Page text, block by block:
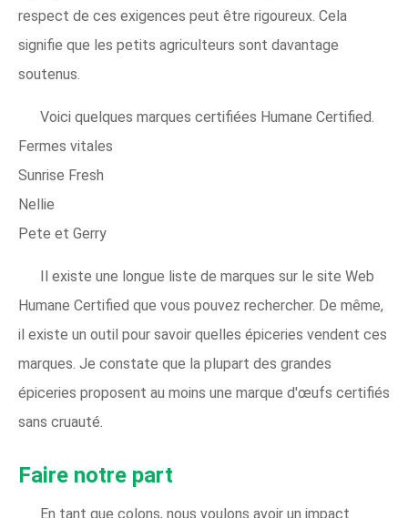
respect de ces exigences peut être rigoureux. Cela
signifie que les petits agriculteurs sont davantage
soutenus.
Voici quelques marques certifiées Humane Certified.
Fermes vitales
Sunrise Fresh
Nellie
Pete et Gerry
Il existe une longue liste de marques sur le site Web
Humane Certified que vous pouvez rechercher. De même,
il existe un outil pour savoir quelles épiceries vendent ces
marques. Je constate que la plupart des grandes
épiceries proposent au moins une marque d'œufs certifiés
sans cruauté.
Faire notre part
En tant que colons, nous voulons avoir un impact